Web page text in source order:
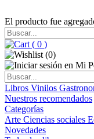
El producto fue
( 0 )
(0)
Libros Vinilos
Nuestros recomendados
Categorías
Arte Ciencias sociales
Novedades